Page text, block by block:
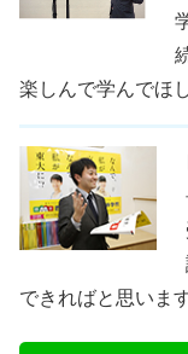
楽しんで学んでほ
できればと思います